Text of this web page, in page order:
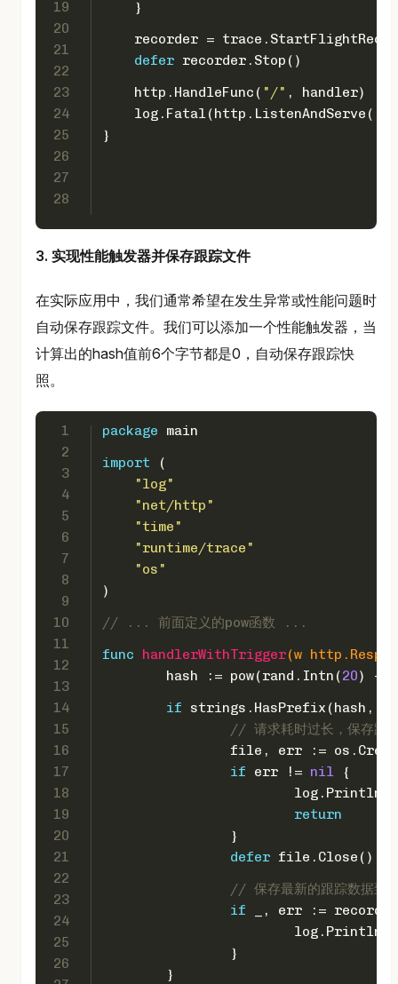
19
20
21
22
23
24
25
26
27
28
    }
recorder =
defer recorder.Stop()
    http.HandleFunc(
"/" , handler)
    log.Fatal(http.ListenAndServe(
}
3. 实现性能触发器并保存跟踪文件
在实际应用中，我们通常希望在发生异常或性能问题时
自动保存跟踪文件。我们可以添加一个性能触发器，当
计算出的hash值前6个字节都是0，自动保存跟踪快
照。
1
2
3
4
5
6
7
8
9
10
11
12
13
14
15
16
17
18
19
20
21
22
23
24
25
26
package main
import (
"log"
"net/http"
"time"
"runtime/trace"
"os"
)
// ... 前面定义的pow函数 ...
func
handlerWithTrigger(w
	hash := pow(rand.Intn(
20) +
if strings.HasPrefix(hash,
// 请求耗时过长，保存跟
file, err :=
if err != nil {
			log.Println(
return
		}
defer file.Close()
// 保存最新的跟踪数据到
if _, err :=
			log.Println(
		}
	}